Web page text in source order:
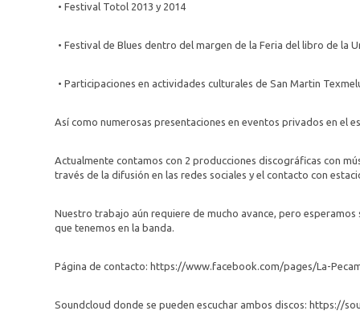
Festival Totol 2013 y 2014
Festival de Blues dentro del margen de la Feria del libro de la
Participaciones en actividades culturales de San Martin
Así como numerosas presentaciones en eventos privados en el
Actualmente contamos con 2 producciones discográficas con
través de la difusión en las redes sociales y el contacto con
Nuestro trabajo aún requiere de mucho avance, pero
que tenemos en la banda.
Página de contacto: https://www.facebook.com/pages/La-
Soundcloud donde se pueden escuchar ambos discos: https://